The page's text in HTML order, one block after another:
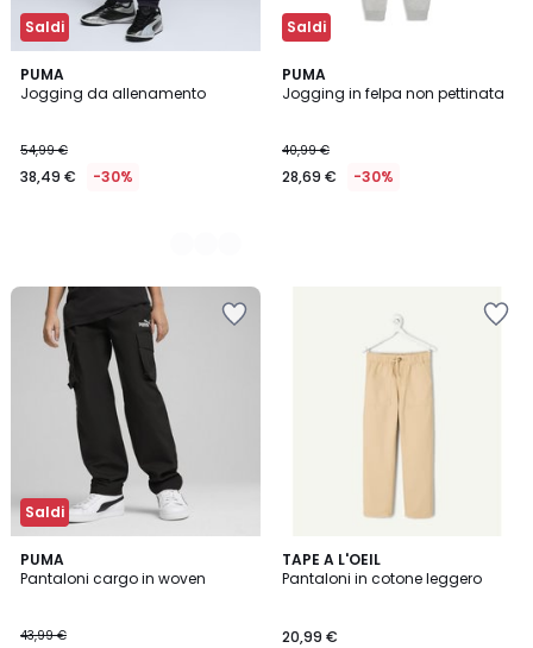
Saldi
PUMA
Jogging da allenamento
54,99 €
38,49 € -30%
2
Colori
Saldi
PUMA
Jogging in felpa non pettinata
40,99 €
28,69 € -30%
Saldi
PUMA
Pantaloni cargo in woven
43,99 €
TAPE A L'OEIL
Pantaloni in cotone leggero
20,99 €